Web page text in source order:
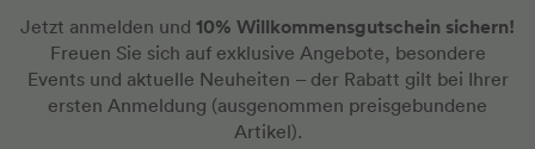
Jetzt anmelden und 10% Willkommensgutschein sichern!
Freuen Sie sich auf exklusive Angebote, besondere
Events und aktuelle Neuheiten – der Rabatt gilt bei Ihrer
ersten Anmeldung (ausgenommen preisgebundene
Artikel).